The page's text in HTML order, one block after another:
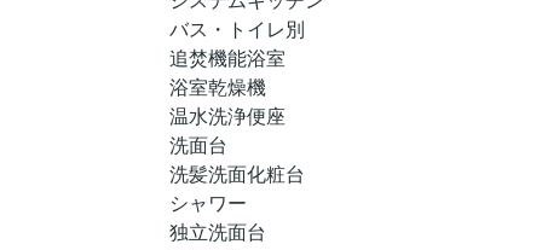
バス・トイレ別
追焚機能浴室
浴室乾燥機
温水洗浄便座
洗面台
洗髪洗面化粧台
シャワー
独立洗面台